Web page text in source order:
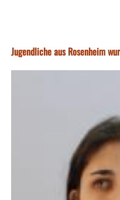
Jugendliche aus Rosenheim